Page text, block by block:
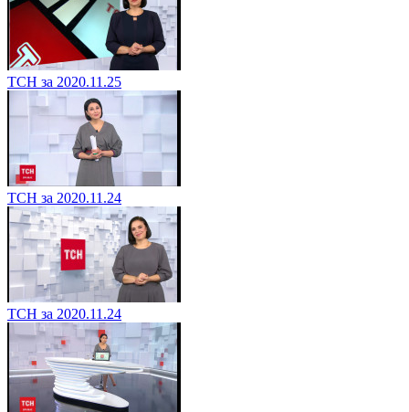
ТСН за 2020.11.25
ТСН за 2020.11.24
ТСН за 2020.11.24